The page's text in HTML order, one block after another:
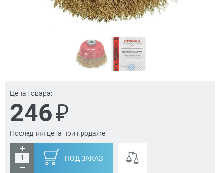
Цена товара:
246₽
Последняя цена при продаже
ПОД ЗАКАЗ